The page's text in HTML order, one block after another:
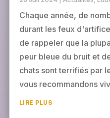
Chaque année, de
durant les feux
de rappeler que la
peur bleue du bruit et
chats sont terrifiés par
vous recommandons
LIRE PLUS